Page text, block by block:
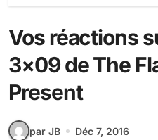
Vos réactions
3×09 de The
Present
par JB
Déc 7, 2016